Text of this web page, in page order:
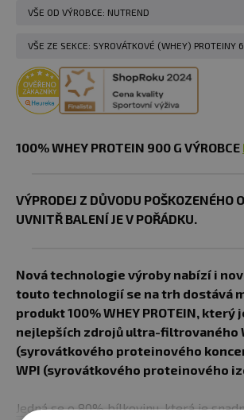
VŠE OD VÝROBCE: NUTREND
VŠE ZE SEKCE: SYROVÁTKOVÉ (WHEY)
100% WHEY PROTEIN 900 G VÝROBCE
VÝPRODEJ Z DŮVODU POŠKOZENÉHO
UVNITŘ BALENÍ JE V POŘÁDKU.
Nová technologie výroby nabízí i
touto technologií se na trh dostává
produkt 100% WHEY PROTEIN, který
nejlepších zdrojů ultra-filtrovaného
(syrovátkového proteinového
WPI (syrovátkového proteinového
Jedná se o 80% bílkovinu, která je